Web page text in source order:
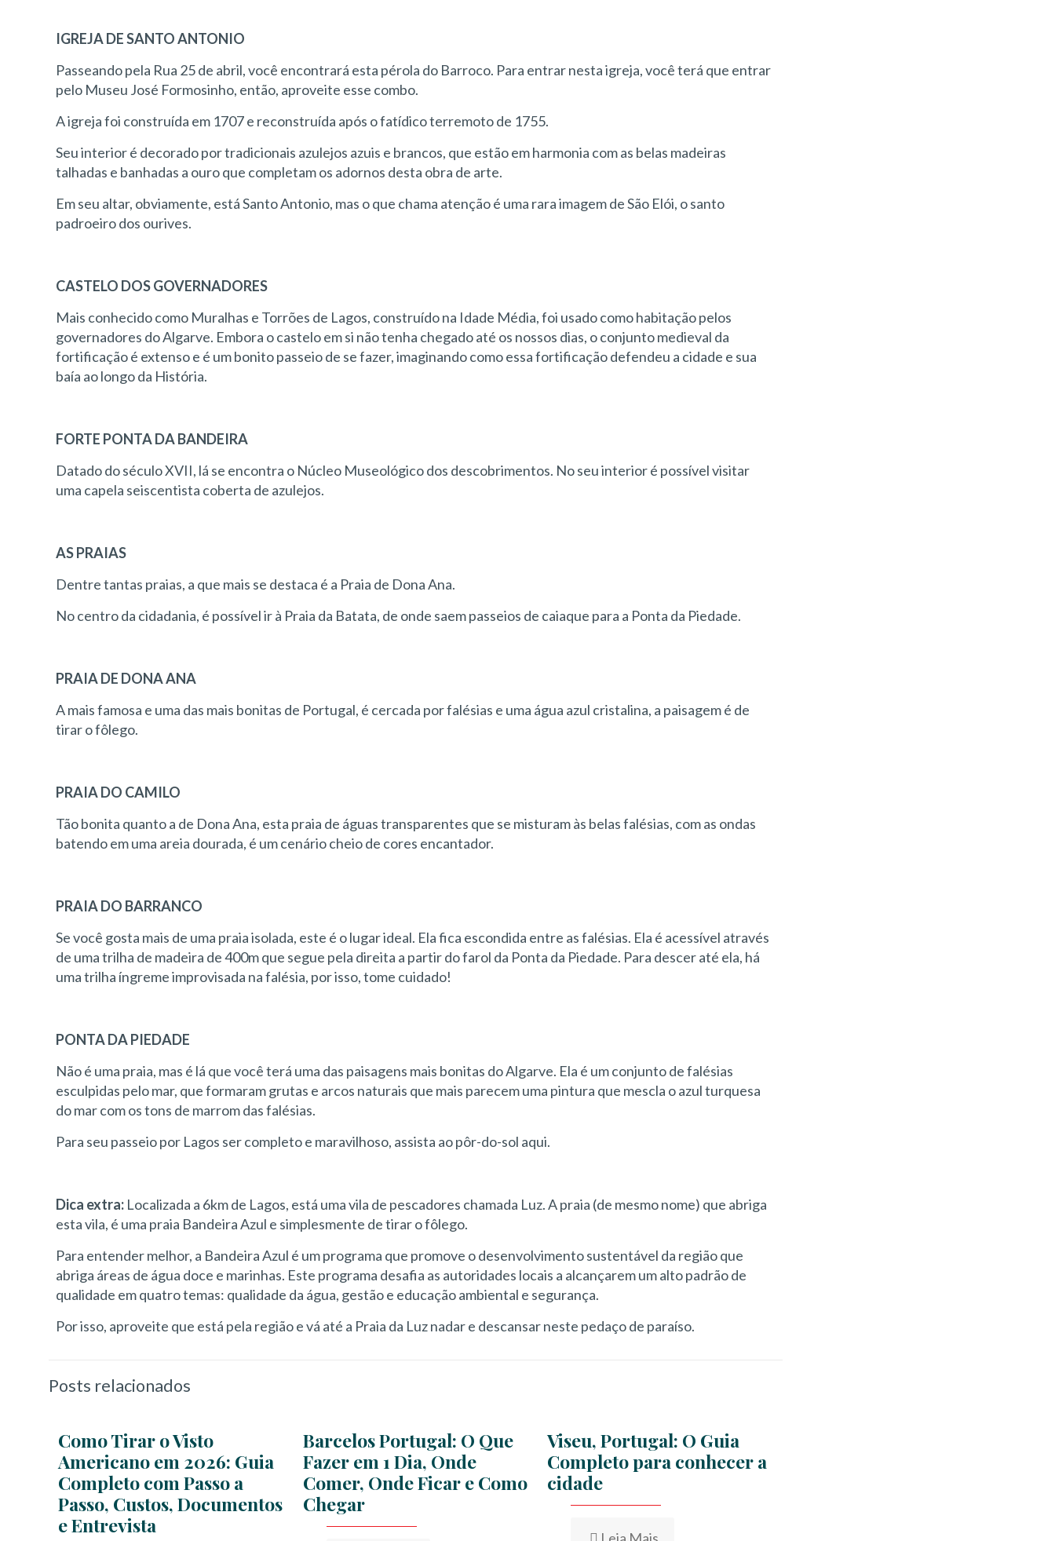
IGREJA DE SANTO ANTONIO
Passeando pela Rua 25 de abril, você encontrará esta pérola do Barroco. Para entrar nesta igreja, você terá que entrar
pelo Museu José Formosinho, então, aproveite esse combo.
A igreja foi construída em 1707 e reconstruída após o fatídico terremoto de 1755.
Seu interior é decorado por tradicionais azulejos azuis e brancos, que estão em harmonia com as belas madeiras
talhadas e banhadas a ouro que completam os adornos desta obra de arte.
Em seu altar, obviamente, está Santo Antonio, mas o que chama atenção é uma rara imagem de São Elói, o santo
padroeiro dos ourives.
CASTELO DOS GOVERNADORES
Mais conhecido como Muralhas e Torrões de Lagos, construído na Idade Média, foi usado como habitação pelos
governadores do Algarve. Embora o castelo em si não tenha chegado até os nossos dias, o conjunto medieval da
fortificação é extenso e é um bonito passeio de se fazer, imaginando como essa fortificação defendeu a cidade e sua
baía ao longo da História.
FORTE PONTA DA BANDEIRA
Datado do século XVII, lá se encontra o Núcleo Museológico dos descobrimentos. No seu interior é possível visitar
uma capela seiscentista coberta de azulejos.
AS PRAIAS
Dentre tantas praias, a que mais se destaca é a Praia de Dona Ana.
No centro da cidadania, é possível ir à Praia da Batata, de onde saem passeios de caiaque para a Ponta da Piedade.
PRAIA DE DONA ANA
A mais famosa e uma das mais bonitas de Portugal, é cercada por falésias e uma água azul cristalina, a paisagem é de
tirar o fôlego.
PRAIA DO CAMILO
Tão bonita quanto a de Dona Ana, esta praia de águas transparentes que se misturam às belas falésias, com as ondas
batendo em uma areia dourada, é um cenário cheio de cores encantador.
PRAIA DO BARRANCO
Se você gosta mais de uma praia isolada, este é o lugar ideal. Ela fica escondida entre as falésias. Ela é acessível através
de uma trilha de madeira de 400m que segue pela direita a partir do farol da Ponta da Piedade. Para descer até ela, há
uma trilha íngreme improvisada na falésia, por isso, tome cuidado!
PONTA DA PIEDADE
Não é uma praia, mas é lá que você terá uma das paisagens mais bonitas do Algarve. Ela é um conjunto de falésias
esculpidas pelo mar, que formaram grutas e arcos naturais que mais parecem uma pintura que mescla o azul turquesa
do mar com os tons de marrom das falésias.
Para seu passeio por Lagos ser completo e maravilhoso, assista ao pôr-do-sol aqui.
Dica extra: Localizada a 6km de Lagos, está uma vila de pescadores chamada Luz. A praia (de mesmo nome) que abriga
esta vila, é uma praia Bandeira Azul e simplesmente de tirar o fôlego.
Para entender melhor, a Bandeira Azul é um programa que promove o desenvolvimento sustentável da região que
abriga áreas de água doce e marinhas. Este programa desafia as autoridades locais a alcançarem um alto padrão de
qualidade em quatro temas: qualidade da água, gestão e educação ambiental e segurança.
Por isso, aproveite que está pela região e vá até a Praia da Luz nadar e descansar neste pedaço de paraíso.
Posts relacionados
Como Tirar o Visto
Americano em 2026: Guia
Completo com Passo a
Passo, Custos, Documentos
e Entrevista
Barcelos Portugal: O Que
Fazer em 1 Dia, Onde
Comer, Onde Ficar e Como
Chegar
Viseu, Portugal: O Guia
Completo para conhecer a
cidade